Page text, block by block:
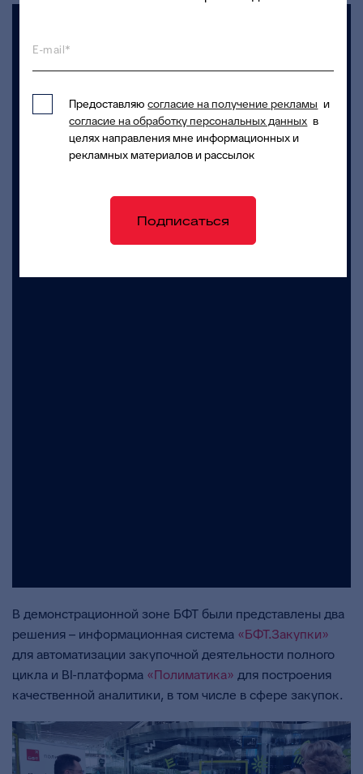
В демонстрационной зоне БФТ были представлены два
решения – информационная система «БФТ.Закупки»
для автоматизации закупочной деятельности полного
цикла и BI-платформа «Полиматика» для построения
качественной аналитики, в том числе в сфере закупок.
E-mail*
Предоставляюсогласие на получение рекламы и
согласие на обработку персональных данных в
целях направления мне информационных и
рекламных материалов и рассылок
Подписаться